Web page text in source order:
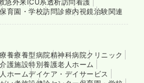
急外来ICU系透析訪問看護
保育園・学校訪問診療内視鏡治験関連
養療養型病院精神科病院クリニック
介護施設特別養護老人ホーム
ホームデイケア・デイサービス